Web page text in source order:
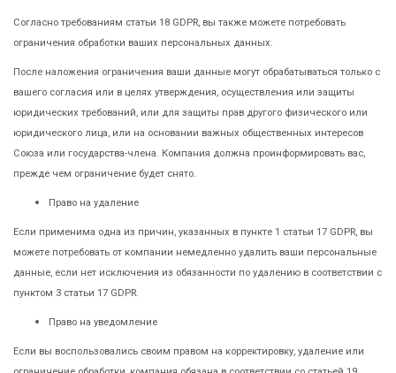
Согласно требованиям статьи 18 GDPR, вы также можете потребовать
ограничения обработки ваших персональных данных.
После наложения ограничения ваши данные могут обрабатываться только с
вашего согласия или в целях утверждения, осуществления или защиты
юридических требований, или для защиты прав другого физического или
юридического лица, или на основании важных общественных интересов
Союза или государства-члена. Компания должна проинформировать вас,
прежде чем ограничение будет снято.
Право на удаление
Если применима одна из причин, указанных в пункте 1 статьи 17 GDPR, вы
можете потребовать от компании немедленно удалить ваши персональные
данные, если нет исключения из обязанности по удалению в соответствии с
пунктом 3 статьи 17 GDPR.
Право на уведомление
Если вы воспользовались своим правом на корректировку, удаление или